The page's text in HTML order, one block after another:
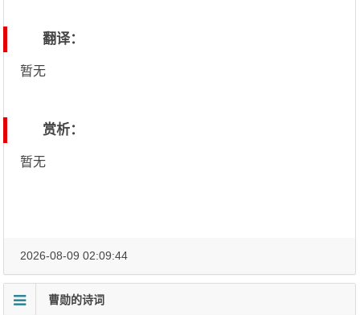
翻译：
暂无
赏析：
暂无
2026-08-09 02:09:44
曹勋的诗词